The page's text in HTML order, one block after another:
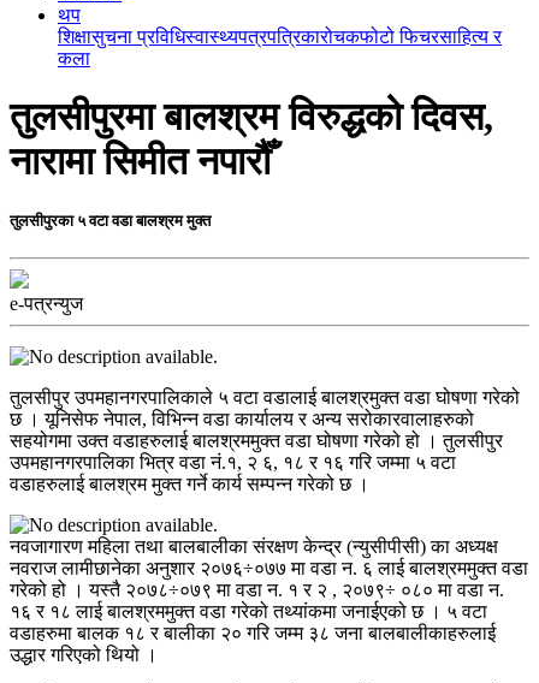
थप
शिक्षासुचना प्रविधिस्वास्थ्यपत्रपत्रिकारोचकफोटो फिचरसाहित्य र
कला
तुलसीपुरमा बालश्रम विरुद्धको दिवस,
नारामा सिमीत नपारौँ
तुलसीपुरका ५ वटा वडा बालश्रम मुक्त
e-पत्रन्युज
तुलसीपुर उपमहानगरपालिकाले ५ वटा वडालाई बालश्रमुक्त वडा घोषणा गरेको
छ । यूनिसेफ नेपाल, विभिन्न वडा कार्यालय र अन्य सरोकारवालाहरुको
सहयोगमा उक्त वडाहरुलाई बालश्रममुक्त वडा घोषणा गरेको हो । तुलसीपुर
उपमहानगरपालिका भित्र वडा नं.१, २ ६, १८ र १६ गरि जम्मा ५ वटा
वडाहरुलाई बालश्रम मुक्त गर्ने कार्य सम्पन्न गरेको छ ।
नवजागारण महिला तथा बालबालीका संरक्षण केन्द्र (न्युसीपीसी) का अध्यक्ष
नवराज लामीछानेका अनुशार २०७६÷०७७ मा वडा न. ६ लाई बालश्रममुक्त वडा
गरेको हो । यस्तै २०७८÷०७९ मा वडा न. १ र २ , २०७९÷ ०८० मा वडा न.
१६ र १८ लाई बालश्रममुक्त वडा गरेको तथ्यांकमा जनाईएको छ । ५ वटा
वडाहरुमा बालक १८ र बालीका २० गरि जम्म ३८ जना बालबालीकाहरुलाई
उद्धार गरिएको थियो ।